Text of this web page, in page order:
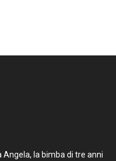
Angela, la bimba di tre anni